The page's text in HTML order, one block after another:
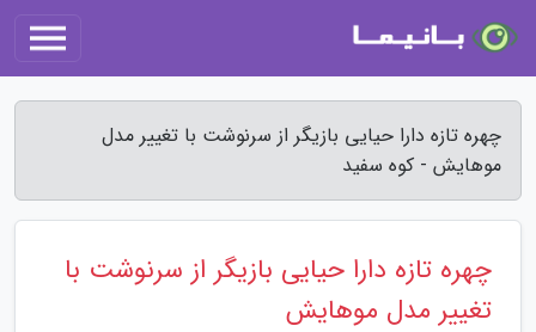
چهره تازه دارا حیایی بازیگر از سرنوشت با تغییر مدل
موهایش - کوه سفید
چهره تازه دارا حیایی بازیگر از سرنوشت با
تغییر مدل موهایش